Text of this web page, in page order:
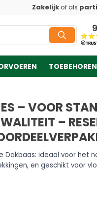
Zakelijkof als
TOEBEHOREN
– VOOR
–
Dakbaas: ideaal voor het
en geschikt voor